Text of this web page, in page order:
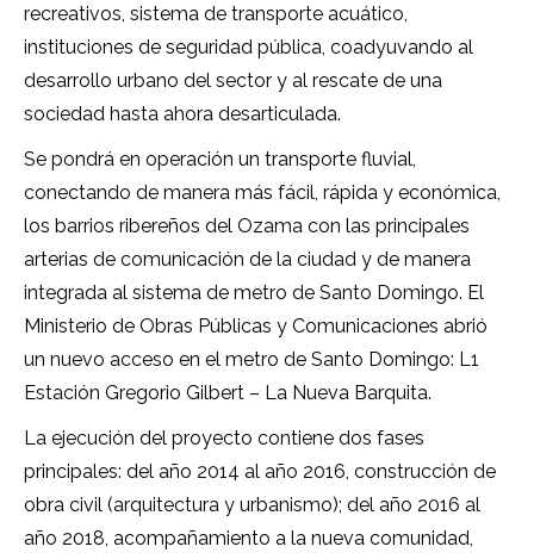
recreativos, sistema de transporte acuático,
instituciones de seguridad pública, coadyuvando al
desarrollo urbano del sector y al rescate de una
sociedad hasta ahora desarticulada.
Se pondrá en operación un transporte fluvial,
conectando de manera más fácil, rápida y económica,
los barrios ribereños del Ozama con las principales
arterias de comunicación de la ciudad y de manera
integrada al sistema de metro de Santo Domingo. El
Ministerio de Obras Públicas y Comunicaciones abrió
un nuevo acceso en el metro de Santo Domingo: L1
Estación Gregorio Gilbert – La Nueva Barquita.
La ejecución del proyecto contiene dos fases
principales: del año 2014 al año 2016, construcción de
obra civil (arquitectura y urbanismo); del año 2016 al
año 2018, acompañamiento a la nueva comunidad,